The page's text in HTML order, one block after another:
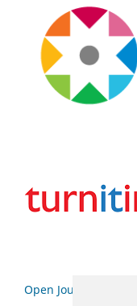
Open Journal Systems